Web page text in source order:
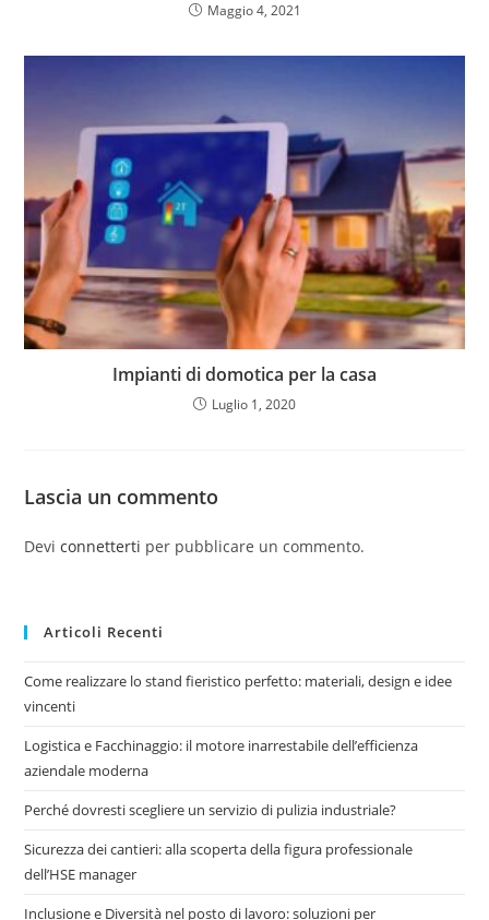
Maggio 4, 2021
Impianti di domotica per la casa
Luglio 1, 2020
Lascia un commento
Deviconnetterti per pubblicare un commento.
Articoli Recenti
Come realizzare lo stand fieristico perfetto: materiali, design e idee
vincenti
Logistica e Facchinaggio: il motore inarrestabile dell’efficienza
aziendale moderna
Perché dovresti scegliere un servizio di pulizia industriale?
Sicurezza dei cantieri: alla scoperta della figura professionale
dell’HSE manager
Inclusione e Diversità nel posto di lavoro: soluzioni per